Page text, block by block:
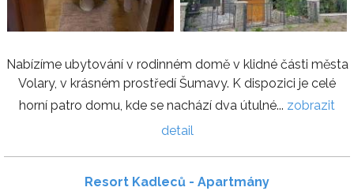
Nabízíme ubytování v rodinném domě v klidné části města
Volary, v krásném prostředí Šumavy. K dispozici je celé
horní patro domu, kde se nachází dva útulné... zobrazit
detail
Resort Kadleců - Apartmány